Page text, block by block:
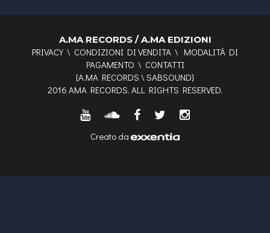
A.MA RECORDS / A.MA EDIZIONI
PRIVACY \ CONDIZIONI DI VENDITA \ MODALITÀ DI
PAGAMENTO \ CONTATTI
[A.MA RECORDS \ SABSOUND]
2016 AMA RECORDS. ALL RIGHTS RESERVED.
Creato da